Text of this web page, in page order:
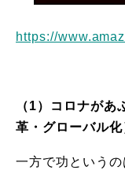
https://
（1）コロナがあ
革・グローバル
一方で功という